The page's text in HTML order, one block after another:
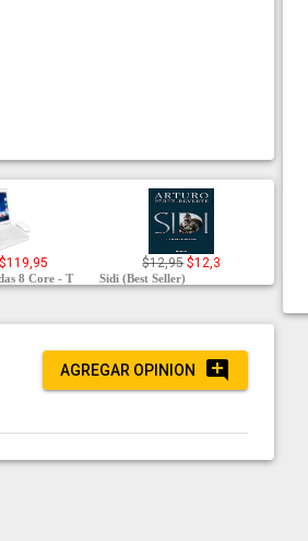
$119,95
8 Core - T
$12,95 $12,3
Sidi (Best Seller)
AGREGAR OPINION